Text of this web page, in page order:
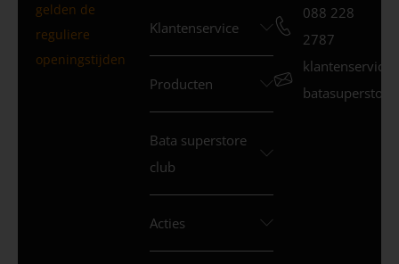
gelden de
reguliere
openingstijden
Klantenservice
Producten
Bata superstore
club
Acties
088 228
2787